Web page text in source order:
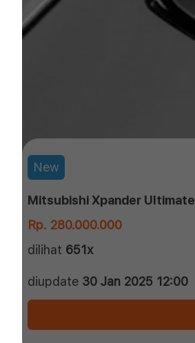
New
Mitsubishi Xpander Ultimate
Rp. 280.000.000
dilihat 651x
diupdate 30 Jan 2025 12:00